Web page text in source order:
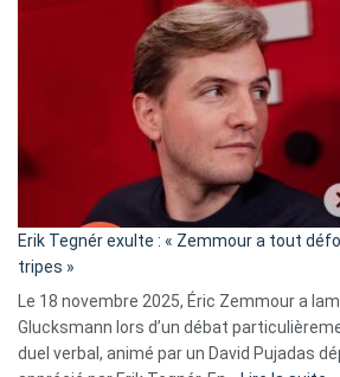
«
»
Erik Tegnér exulte : « Zemmour a tout
tripes »
Le 18 novembre 2025, Éric Zemmour a
Glucksmann lors d’un débat
duel verbal, animé par un David Pujadas